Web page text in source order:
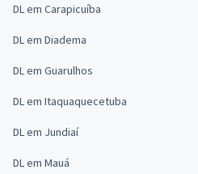
DL em Carapicuíba
DL em Diadema
DL em Guarulhos
DL em Itaquaquecetuba
DL em Jundiaí
DL em Mauá